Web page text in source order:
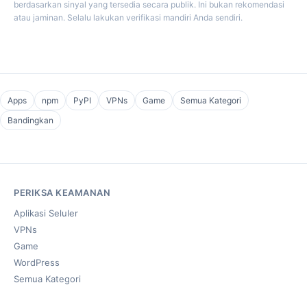
berdasarkan sinyal yang tersedia secara publik. Ini bukan rekomendasi
atau jaminan. Selalu lakukan verifikasi mandiri Anda sendiri.
Apps npm PyPI VPNs Game
Semua Kategori
Bandingkan
PERIKSA KEAMANAN
Aplikasi Seluler
VPNs
Game
WordPress
Semua Kategori